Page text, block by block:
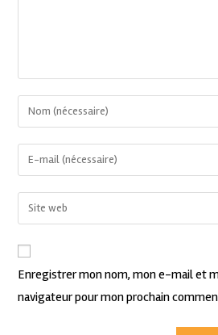
Enregistrer mon nom, mon e-mail et
navigateur pour mon prochain